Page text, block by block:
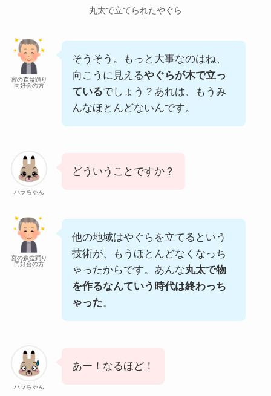
丸太で立てられたやぐら
宮の森盆踊り
同好会の方
そうそう。もっと大事なのはね、
向こうに見えるやぐらが木で立っ
ているでしょう？あれは、もうみ
んなほとんどないんです。
ハラちゃん
どういうことですか？
宮の森盆踊り
同好会の方
他の地域はやぐらを立てるという
技術が、もうほとんどなくなっち
ゃったからです。あんな丸太で物
を作るなんていう時代は終わっち
ゃった。
ハラちゃん
あー！なるほど！